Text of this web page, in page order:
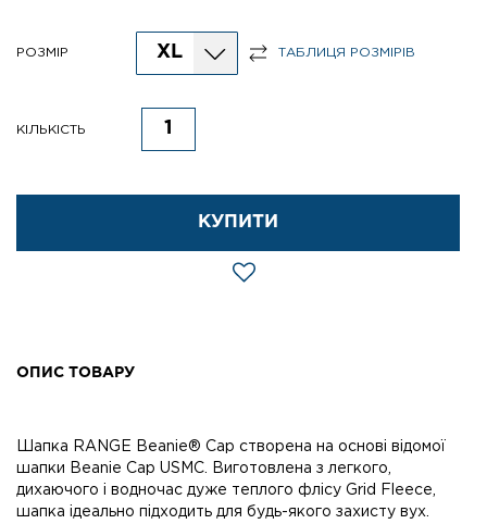
РОЗМІР XL ТАБЛИЦЯ РОЗМІРІВ
КІЛЬКІСТЬ
КУПИТИ
ОПИС ТОВАРУ
Шапка RANGE Beanie® Cap створена на основі відомої
шапки Beanie Cap USMC. Виготовлена з легкого,
дихаючого і водночас дуже теплого флісу Grid Fleece,
шапка ідеально підходить для будь-якого захисту вух.